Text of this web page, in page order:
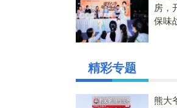
房，
保味
精彩专题
熊大